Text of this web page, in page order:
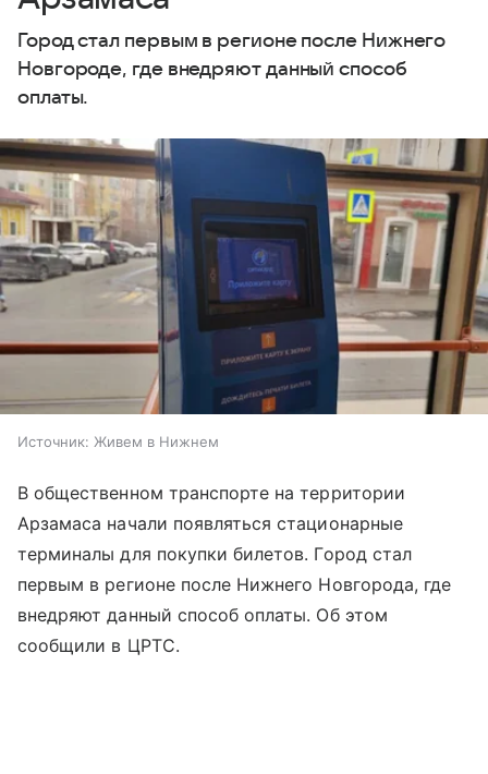
Город стал первым в регионе после Нижнего
Новгороде, где внедряют данный способ
оплаты.
Источник: Живем в Нижнем
В общественном транспорте на территории
Арзамаса начали появляться стационарные
терминалы для покупки билетов. Город стал
первым в регионе после Нижнего Новгорода, где
внедряют данный способ оплаты. Об этом
сообщили в ЦРТС.